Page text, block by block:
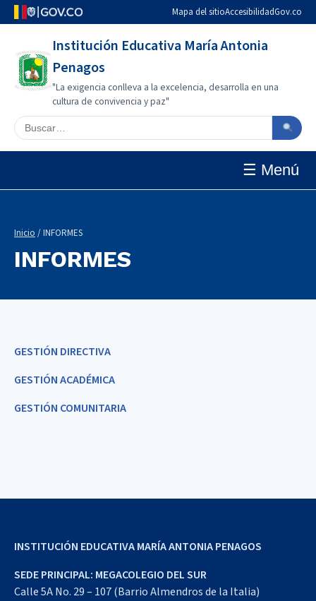
Mapa del sitioAccesibilidadGov.co
Institución Educativa María Antonia
Penagos
"La exigencia conlleva a la excelencia, desarrolla en una
cultura de convivencia y paz"
Buscar en el sitio
☰ Menú
Inicio / INFORMES
INFORMES
GESTIÓN DIRECTIVA
GESTIÓN ACADÉMICA
GESTIÓN COMUNITARIA
INSTITUCIÓN EDUCATIVA MARÍA ANTONIA PENAGOS
SEDE PRINCIPAL: MEGACOLEGIO DEL SUR
Calle 5A No. 29 – 107 (Barrio Almendros de la Italia)